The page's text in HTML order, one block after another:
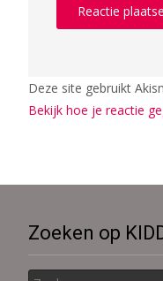
Deze site gebruikt
Bekijk hoe je reactie
Zoeken op
Zoek